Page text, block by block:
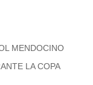
MENDOCINO
LA COPA